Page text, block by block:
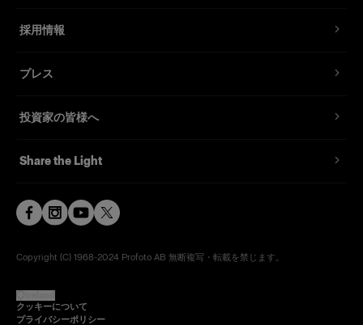
採用情報
プレス
投資家の皆様へ
Share the Light
Copyright (C) 1968-2024 Profoto AB 無断複写・転載を禁じます。
クッキーについて
プライバシーポリシー